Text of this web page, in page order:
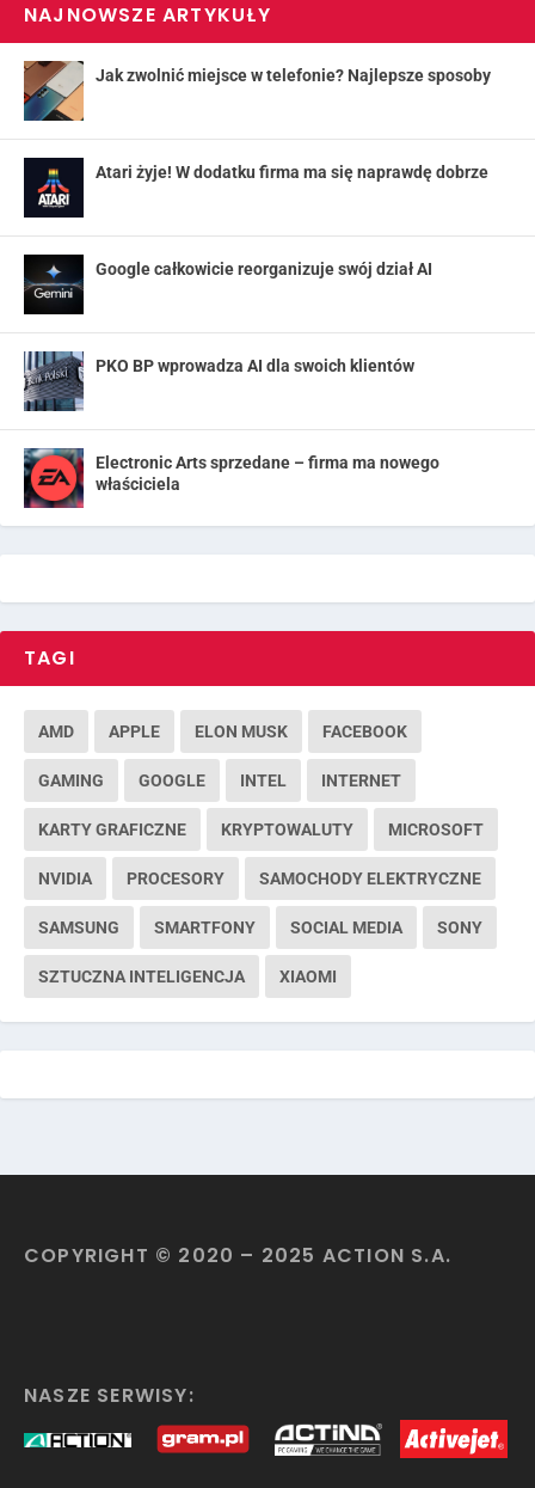
NAJNOWSZE ARTYKUŁY
Jak zwolnić miejsce w telefonie? Najlepsze sposoby
Atari żyje! W dodatku firma ma się naprawdę dobrze
Google całkowicie reorganizuje swój dział AI
PKO BP wprowadza AI dla swoich klientów
Electronic Arts sprzedane – firma ma nowego
właściciela
TAGI
AMD APPLE ELON MUSK FACEBOOK
GAMING GOOGLE INTEL INTERNET
KARTY GRAFICZNE KRYPTOWALUTY MICROSOFT
NVIDIA PROCESORY SAMOCHODY ELEKTRYCZNE
SAMSUNG SMARTFONY SOCIAL MEDIA SONY
SZTUCZNA INTELIGENCJA XIAOMI
COPYRIGHT © 2020 – 2025 ACTION S.A.
NASZE SERWISY: